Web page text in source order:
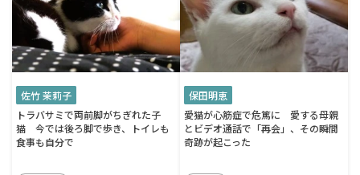
佐竹 茉莉子
トラバサミで両前脚がちぎれた子
猫 今では後ろ脚で歩き、トイレも
食事も自分で
保田明恵
愛猫が心筋症で危篤に 愛する母親
とビデオ通話で「再会」、その瞬間
奇跡が起こった